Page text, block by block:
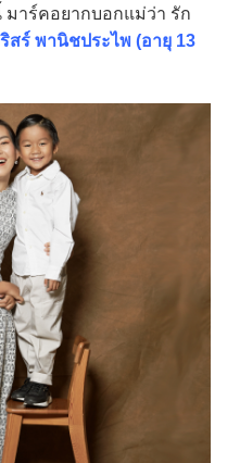
าร์คอยากบอกแม่ว่า รัก
สร์ พานิชประไพ (อายุ 13